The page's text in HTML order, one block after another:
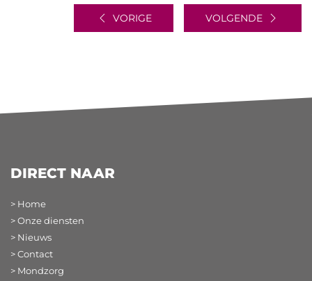
VORIGE VOLGENDE
DIRECT NAAR
> Home
> Onze diensten
> Nieuws
> Contact
> Mondzorg